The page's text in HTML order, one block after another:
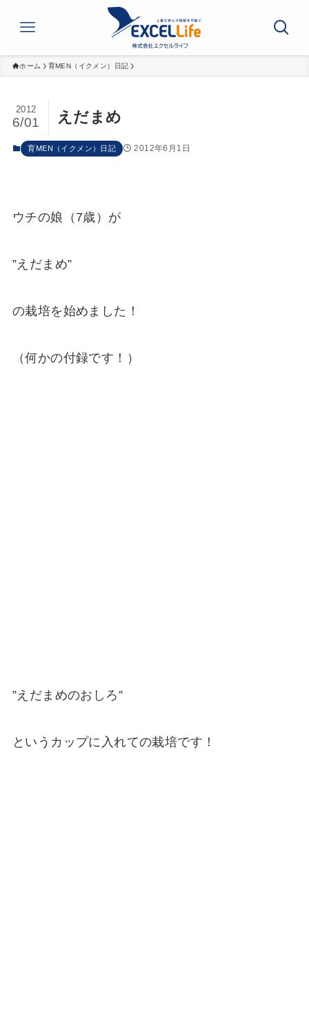
ホーム 育MEN（イクメン）日記
えだまめ
2012
6/01
育MEN（イクメン）日記 2012年6月1日
ウチの娘（7歳）が
”えだまめ”
の栽培を始めました！
（何かの付録です！）
”えだまめのおしろ”
というカップに入れての栽培です！